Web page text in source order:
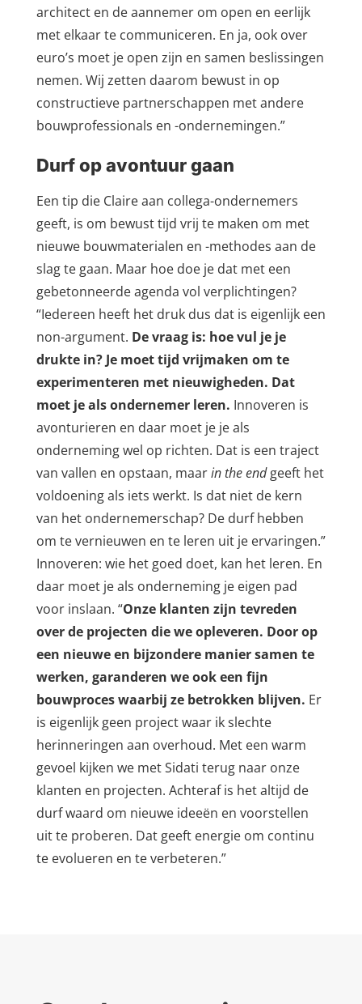
architect en de aannemer om open en eerlijk
met elkaar te communiceren. En ja, ook over
euro’s moet je open zijn en samen beslissingen
nemen. Wij zetten daarom bewust in op
constructieve partnerschappen met andere
bouwprofessionals en -ondernemingen.”
Durf op avontuur gaan
Een tip die Claire aan collega-ondernemers
geeft, is om bewust tijd vrij te maken om met
nieuwe bouwmaterialen en -methodes aan de
slag te gaan. Maar hoe doe je dat met een
gebetonneerde agenda vol verplichtingen?
“Iedereen heeft het druk dus dat is eigenlijk een
non-argument. De vraag is: hoe vul je je
drukte in? Je moet tijd vrijmaken om te
experimenteren met nieuwigheden. Dat
moet je als ondernemer leren. Innoveren is
avonturieren en daar moet je je als
onderneming wel op richten. Dat is een traject
van vallen en opstaan, maarin the endgeeft het
voldoening als iets werkt. Is dat niet de kern
van het ondernemerschap? De durf hebben
om te vernieuwen en te leren uit je ervaringen.”
Innoveren: wie het goed doet, kan het leren. En
daar moet je als onderneming je eigen pad
voor inslaan. “Onze klanten zijn tevreden
over de projecten die we opleveren. Door op
een nieuwe en bijzondere manier samen te
werken, garanderen we ook een fijn
bouwproces waarbij ze betrokken blijven. Er
is eigenlijk geen project waar ik slechte
herinneringen aan overhoud. Met een warm
gevoel kijken we met Sidati terug naar onze
klanten en projecten. Achteraf is het altijd de
durf waard om nieuwe ideeën en voorstellen
uit te proberen. Dat geeft energie om continu
te evolueren en te verbeteren.”